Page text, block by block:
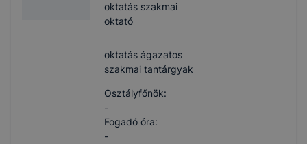
oktatás szakmai
oktató
oktatás ágazatos
szakmai tantárgyak
Osztályfőnök:
-
Fogadó óra:
-